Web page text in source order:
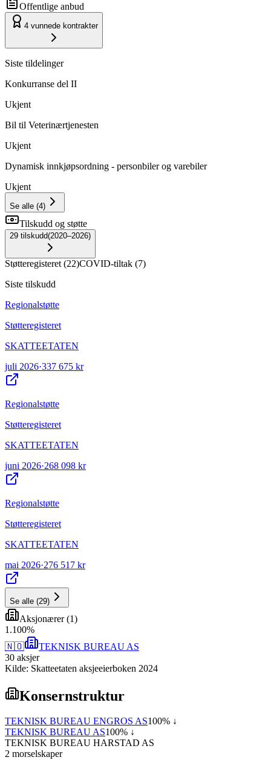
Offentlige anbud
4 vunnede kontrakter
Siste tildelinger
Konkurranse del II
Ukjent
Bil til Veterinærtjenesten
Ukjent
Dynamisk innkjøpsordning - personbiler og varebiler
Ukjent
Se alle (4)
Tilskudd og støtte
29 tilskudd(2020–2026)
Støtteregisteret (22)COVID-tiltak (7)
Siste tilskudd
Regionalstøtte
Støtteregisteret
SKATTEETATEN
juli 2026·337 675 kr
Regionalstøtte
Støtteregisteret
SKATTEETATEN
juni 2026·268 098 kr
Regionalstøtte
Støtteregisteret
SKATTEETATEN
mai 2026·276 517 kr
Se alle (29)
Aksjonærer(1)
1 .100%
🇳🇴
TEKNISK BUREAU AS
30 aksjer
Kilde: Skatteetaten aksjeeierboken 2024
Konsernstruktur
TEKNISK BUREAU ENGROS AS100% ↓
TEKNISK BUREAU AS100% ↓
TEKNISK BUREAU HARSTAD AS
2 morselskaper